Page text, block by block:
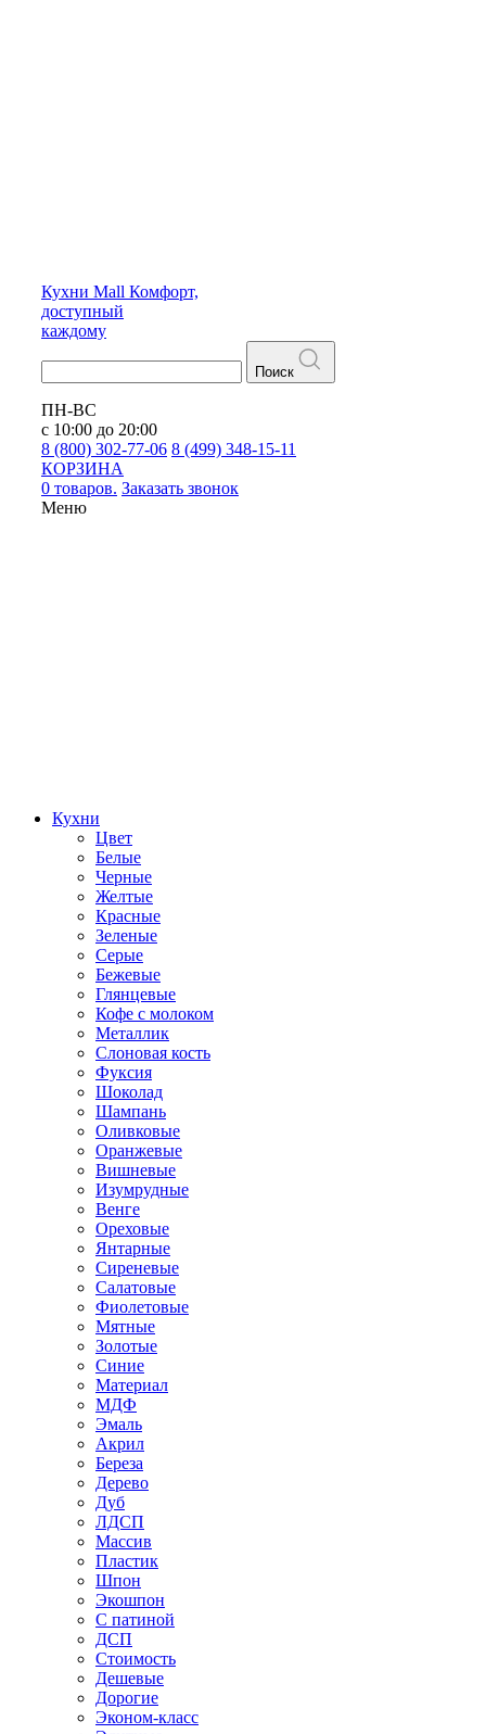
Кухни Mall Комфорт,
доступный
каждому
Поиск
ПН-ВС
с 10:00 до 20:00
8 (800) 302-77-06 8 (499) 348-15-11
КОРЗИНА
0 товаров. Заказать звонок
Меню
Кухни
Цвет
Белые
Черные
Желтые
Красные
Зеленые
Серые
Бежевые
Глянцевые
Кофе с молоком
Металлик
Слоновая кость
Фуксия
Шоколад
Шампань
Оливковые
Оранжевые
Вишневые
Изумрудные
Венге
Ореховые
Янтарные
Сиреневые
Салатовые
Фиолетовые
Мятные
Золотые
Синие
Материал
МДФ
Эмаль
Акрил
Береза
Дерево
Дуб
ЛДСП
Массив
Пластик
Шпон
Экошпон
С патиной
ДСП
Стоимость
Дешевые
Дорогие
Эконом-класс